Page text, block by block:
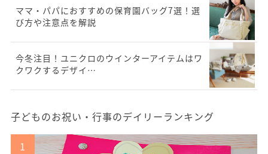
ママ・パパにおすすめの保育園バッグ7選！選
び方や注意点を解説
今冬注目！ユニクロのウインターアイテムはワ
クワクするデザイ…
子どものお祝い・行事のデイリーランキング